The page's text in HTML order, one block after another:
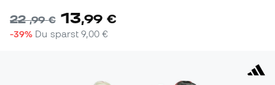
22,99 € 13,99 €
-39% Du sparst9,00 €